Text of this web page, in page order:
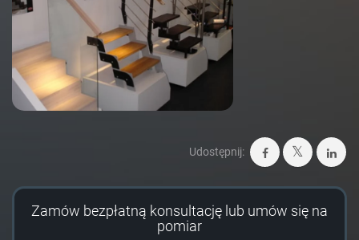
Udostępnij:
Zamów bezpłatną konsultację lub umów się na
pomiar